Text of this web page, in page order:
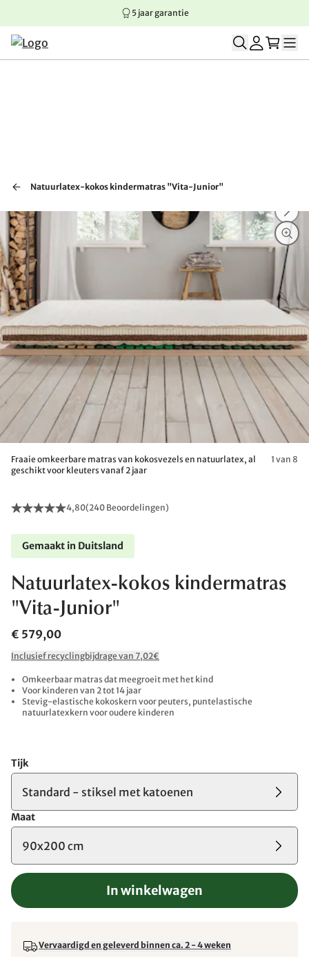
Springen naar hoofdinhoud
Springen naar hoofdnavigatie
Springen naar voettekst
5 jaar garantie
Natuurlatex-kokos kindermatras "Vita-Junior"
Fraaie omkeerbare matras van kokosvezels en natuurlatex, al
geschikt voor kleuters vanaf 2 jaar
1 van 8
4,80(240 Beoordelingen)
Gemaakt in Duitsland
Natuurlatex-kokos kindermatras
"Vita-Junior"
€ 579,00
Inclusief recyclingbijdrage van 7,02€
Omkeerbaar matras dat meegroeit met het kind
Voor kinderen van 2 tot 14 jaar
Stevig-elastische kokoskern voor peuters, puntelastische
natuurlatexkern voor oudere kinderen
Tijk
Standard - stiksel met katoenen
Maat
90x200 cm
In winkelwagen
Vervaardigd en geleverd binnen ca. 2 - 4 weken